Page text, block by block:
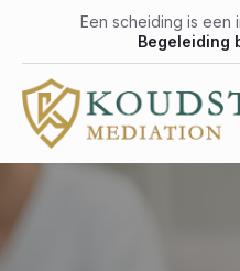
Een scheiding is een
Begeleiding